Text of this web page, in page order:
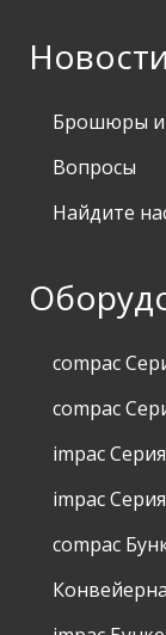
Новости
Брошюры и
Вопросы
Найдите
compac
compac
impac
impac
compac